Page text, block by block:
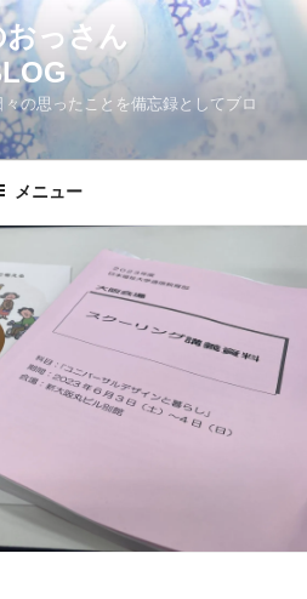
のおっさん
の思ったことを備忘録としてブロ
メニュー